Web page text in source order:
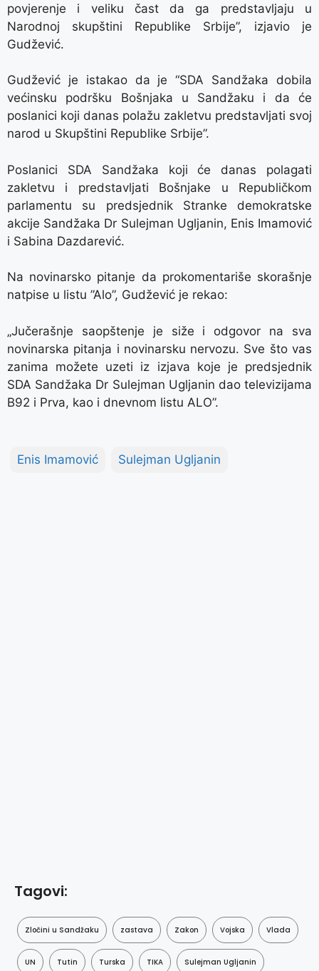
povjerenje i veliku čast da ga predstavljaju u
Narodnoj skupštini Republike Srbije”, izjavio je
Gudžević.
Gudžević je istakao da je “SDA Sandžaka dobila
većinsku podršku Bošnjaka u Sandžaku i da će
poslanici koji danas polažu zakletvu predstavljati svoj
narod u Skupštini Republike Srbije”.
Poslanici SDA Sandžaka koji će danas polagati
zakletvu i predstavljati Bošnjake u Republičkom
parlamentu su predsjednik Stranke demokratske
akcije Sandžaka Dr Sulejman Ugljanin, Enis Imamović
i Sabina Dazdarević.
Na novinarsko pitanje da prokomentariše skorašnje
natpise u listu ”Alo”, Gudžević je rekao:
„Jučerašnje saopštenje je siže i odgovor na sva
novinarska pitanja i novinarsku nervozu. Sve što vas
zanima možete uzeti iz izjava koje je predsjednik
SDA Sandžaka Dr Sulejman Ugljanin dao televizijama
B92 i Prva, kao i dnevnom listu ALO”.
Enis Imamović Sulejman Ugljanin
Tagovi:
Zločini u Sandžaku zastava Zakon Vojska Vlada
UN Tutin Turska TIKA Sulejman Ugljanin